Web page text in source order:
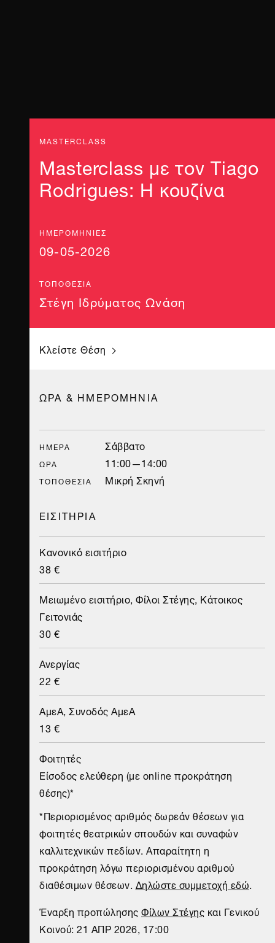
MASTERCLASS
Masterclass με τον Tiago
Rodrigues: Η κουζίνα
ΗΜΕΡΟΜΗΝΊΕΣ
09-05-2026
ΤΟΠΟΘΕΣΊΑ
Στέγη Ιδρύματος Ωνάση
Κλείστε Θέση
ΩΡΑ & ΗΜΕΡΟΜΗΝΙΑ
ΗΜΈΡΑ Σάββατο
ΏΡΑ 11:00—14:00
ΤΟΠΟΘΕΣΊΑ
Μικρή Σκηνή
ΕΙΣΙΤΗΡΙΑ
Κανονικό εισιτήριο
38 €
Μειωμένο εισιτήριο, Φίλοι Στέγης, Κάτοικος
Γειτονιάς
30 €
Ανεργίας
22 €
ΑμεΑ, Συνοδός ΑμεΑ
13 €
Φοιτητές
Είσοδος ελεύθερη (με online προκράτηση
θέσης)*
*Περιορισμένος αριθμός δωρεάν θέσεων για
φοιτητές θεατρικών σπουδών και συναφών
καλλιτεχνικών πεδίων. Απαραίτητη η
προκράτηση λόγω περιορισμένου αριθμού
διαθέσιμων θέσεων.Δηλώστε συμμετοχή εδώ.
Έναρξη προπώλησηςΦίλων Στέγης και Γενικού
Κοινού: 21 ΑΠΡ 2026, 17:00